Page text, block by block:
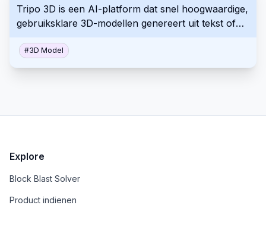
Tripo 3D is een AI-platform dat snel hoogwaardige,
gebruiksklare 3D-modellen genereert uit tekst of
#3D Model
Explore
Block Blast Solver
Product indienen